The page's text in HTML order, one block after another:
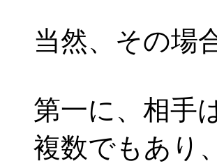
当然、その場
第一に、相手
複数でもあり